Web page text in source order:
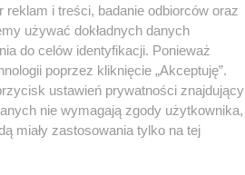
i treści, badanie odbiorców oraz
używać dokładnych danych
do celów identyfikacji. Ponieważ
poprzez kliknięcie „Akceptuję”.
ustawień prywatności znajdujący
nie wymagają zgody użytkownika,
miały zastosowania tylko na tej